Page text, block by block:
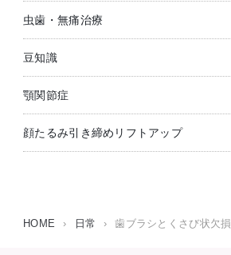
虫歯・無痛治療
豆知識
顎関節症
顔たるみ引き締めリフトアップ
HOME › 日常 › 歯ブラシとくさび状欠損